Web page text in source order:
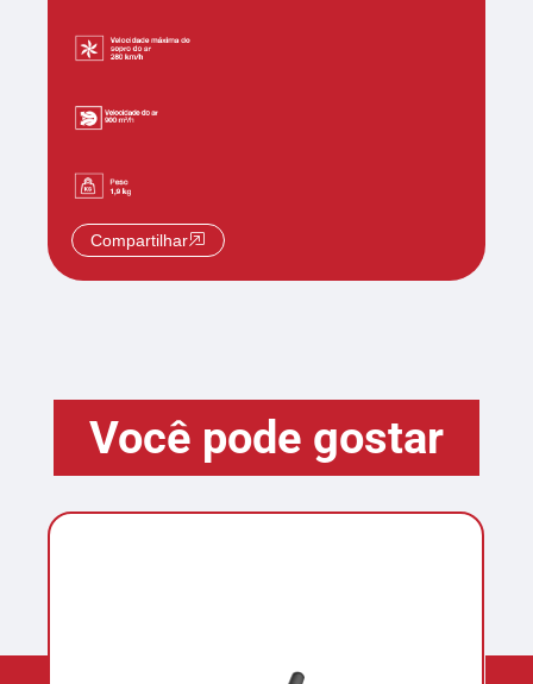
Compartilhar
Você pode gostar